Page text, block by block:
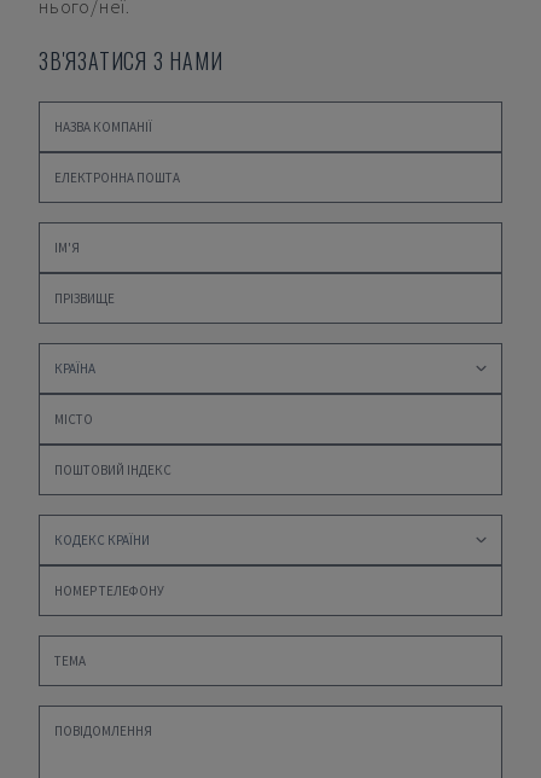
нього/неї.
ЗВ'ЯЗАТИСЯ З НАМИ